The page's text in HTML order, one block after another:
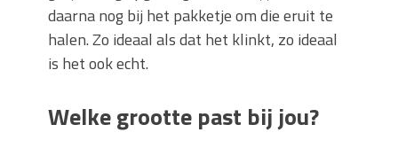
daarna nog bij het pakketje om die eruit te
halen. Zo ideaal als dat het klinkt, zo ideaal
is het ook echt.
Welke grootte past bij jou?